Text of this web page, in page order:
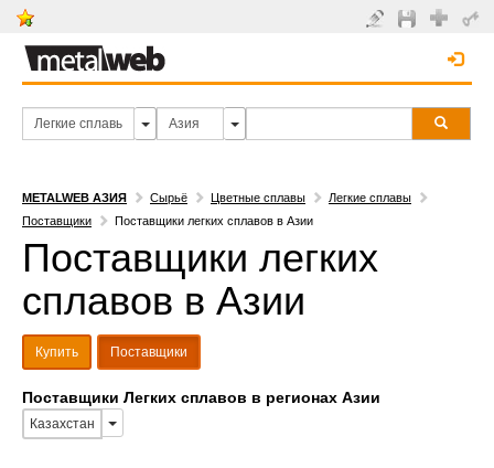
METALWEB АЗИЯ Сырьё Цветные сплавы
Легкие сплавы
Поставщики
Поставщики легких сплавов в Азии
Поставщики легких
сплавов в Азии
Купить Поставщики
Поставщики Легких сплавов в регионах Азии
Казахстан